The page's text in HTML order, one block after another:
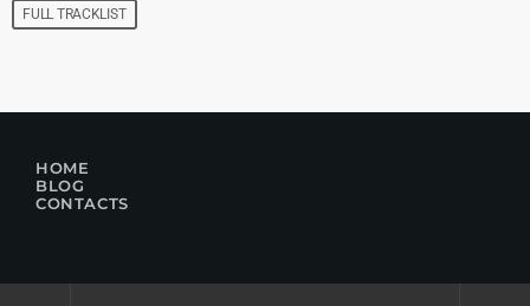
FULL TRACKLIST
HOME
BLOG
CONTACTS